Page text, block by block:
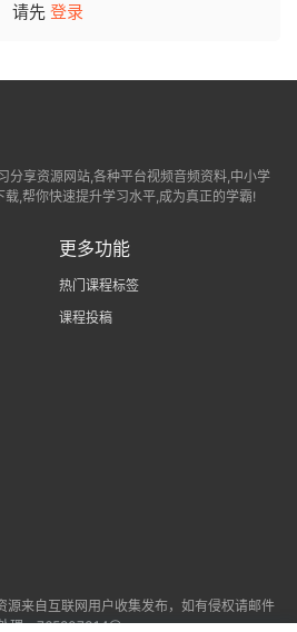
请先 登录
分享资源网站,各种平台视频音频资料,中小学
,帮你快速提升学习水平,成为真正的学霸!
更多功能
热门课程标签
课程投稿
源来自互联网用户收集发布，如有侵权请邮件
理。765807314@qq.com